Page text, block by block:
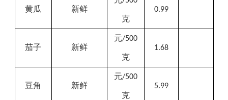
黄瓜 新鲜
克
0.99
茄子 新鲜
元/500
克
1.68
豆角 新鲜
元/500
克
5.99